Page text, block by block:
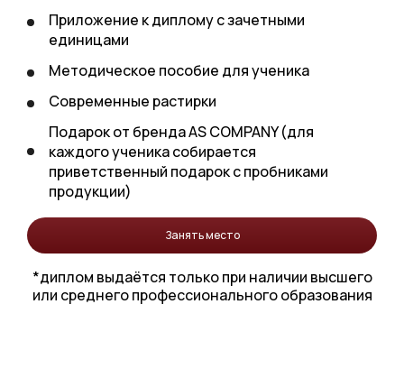
*диплом выдаётся только при наличии высшего
или среднего профессионального образования
Занять место
Подарок от бренда AS COMPANY (для
каждого ученика собирается
приветственный подарок с пробниками
продукции)
Современные растирки
Методическое пособие для ученика
Приложение к диплому с зачетными
единицами